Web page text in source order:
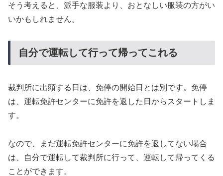
そう考えると、派手な服装より、おとなしい服装の方がい
いかもしれません。
自分で運転して行って帰ってこれる
裁判所に出頭する日は、免停の開始日とは別です。免停
は、運転免許センターに免許を返した日からスタートしま
す。
なので、まだ運転免許センターに免許を返してない場合
は、自分で運転して裁判所に行って、運転して帰ってくる
ことができます。